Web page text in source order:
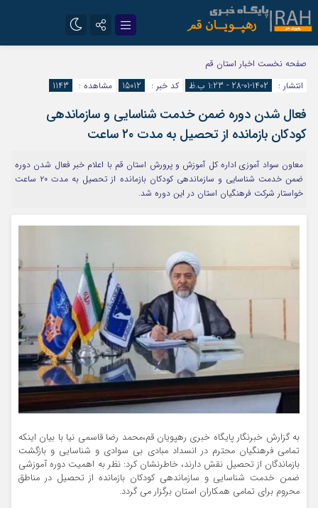
تلگرام
ایتا
صفحه نخست اخبار استان قم
انتشار :
1402-01-28 - 1:23 ب.ظ کد خبر : 15012 مشاهده : 1143
فعال شدن دوره ضمن خدمت شناسایی و سازماندهی
کودکان بازمانده از تحصیل به مدت ۲۰ ساعت
معاون سواد آموزی اداره کل آموزش و پرورش استان قم با اعلام خبر فعال شدن دوره
ضمن خدمت شناسایی و سازماندهی کودکان بازمانده از تحصیل به مدت ۲۰ ساعت
خواستار شرکت فرهنگیان استان در این دوره شد.
به گزارش خبرنگار پایگاه خبری رهپویان قم،محمد رضا قاسمی نیا با بیان اینکه
تمامی فرهنگیان محترم در انسداد مبادی بی سوادی و شناسایی و بازگشت
بازماندگان از تحصیل نقش دارند، خاطرنشان کرد: نظر به اهمیت دوره آموزشی
ضمن خدمت شناسایی و سازماندهی کودکان بازمانده از تحصیل در مناطق
محروم برای تمامی همکاران استان برگزار می گردد.